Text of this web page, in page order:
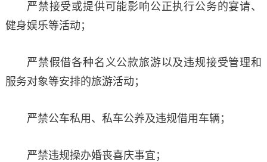
严禁接受或提供可能影响公正执行公务的宴请、
健身娱乐等活动；
严禁假借各种名义公款旅游以及违规接受管理和
服务对象等安排的旅游活动；
严禁公车私用、私车公养及违规借用车辆；
严禁违规操办婚丧喜庆事宜；